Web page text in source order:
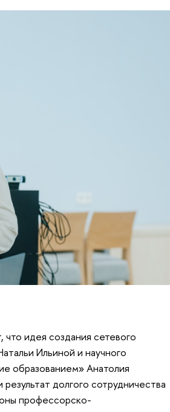
идея создания сетевого
Ильиной и научного
образованием» Анатолия
долгого сотрудничества
профессорско-